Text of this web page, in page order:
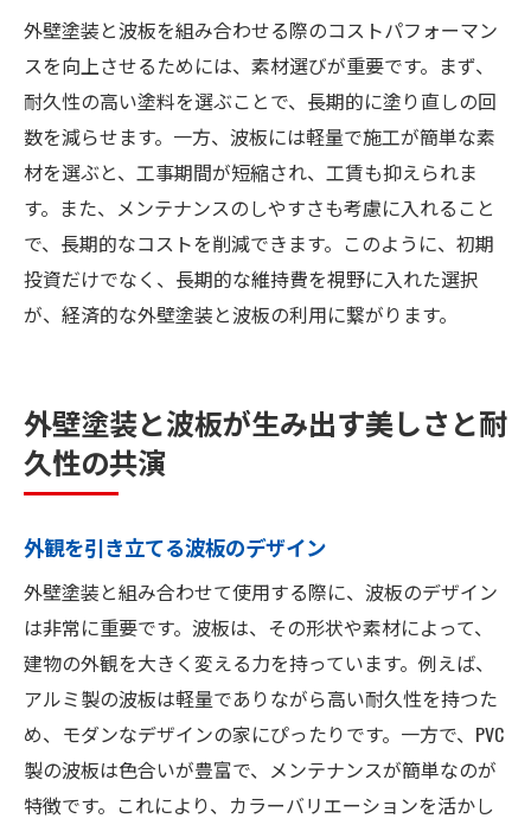
外壁塗装と波板を組み合わせる際のコストパフォーマン
スを向上させるためには、素材選びが重要です。まず、
耐久性の高い塗料を選ぶことで、長期的に塗り直しの回
数を減らせます。一方、波板には軽量で施工が簡単な素
材を選ぶと、工事期間が短縮され、工賃も抑えられま
す。また、メンテナンスのしやすさも考慮に入れること
で、長期的なコストを削減できます。このように、初期
投資だけでなく、長期的な維持費を視野に入れた選択
が、経済的な外壁塗装と波板の利用に繋がります。
外壁塗装と波板が生み出す美しさと耐
久性の共演
外観を引き立てる波板のデザイン
外壁塗装と組み合わせて使用する際に、波板のデザイン
は非常に重要です。波板は、その形状や素材によって、
建物の外観を大きく変える力を持っています。例えば、
アルミ製の波板は軽量でありながら高い耐久性を持つた
め、モダンなデザインの家にぴったりです。一方で、PVC
製の波板は色合いが豊富で、メンテナンスが簡単なのが
特徴です。これにより、カラーバリエーションを活かし